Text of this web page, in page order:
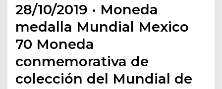
28/10/2019 · Moneda
medalla Mundial Mexico
70 Moneda
conmemorativa de
colección del Mundial de